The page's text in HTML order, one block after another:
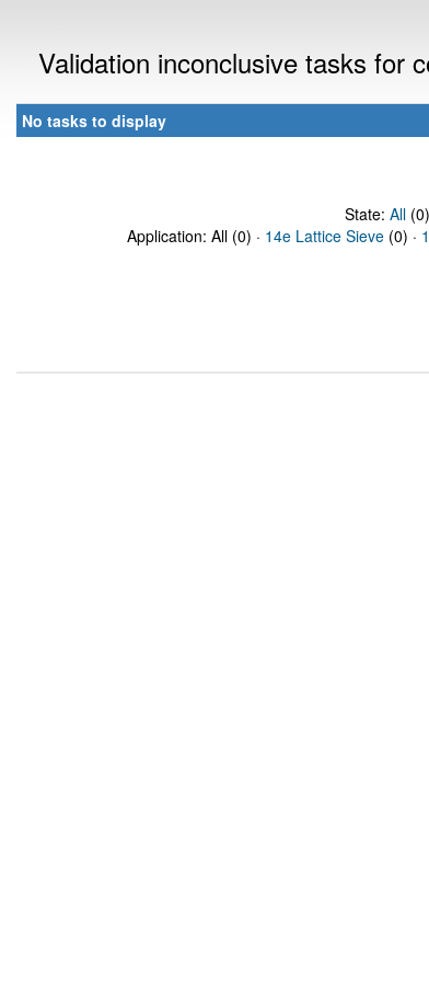
Validation inconclusive tasks for
No tasks to display
State: All(0)
Application: All (0) · 14e Lattice Sieve (0) ·